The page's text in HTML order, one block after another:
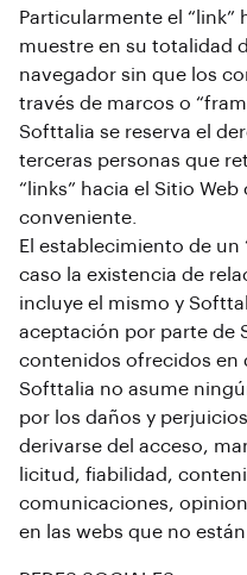
Particularmente el “link”
muestre en su totalidad
navegador sin que los
través de marcos o
Softtalia se reserva el
terceras personas que
“links” hacia el Sitio
conveniente.
El establecimiento de
caso la existencia de
incluye el mismo y
aceptación por parte de
contenidos ofrecidos en
Softtalia no asume
por los daños y
derivarse del acceso,
licitud, fiabilidad,
comunicaciones,
en las webs que no